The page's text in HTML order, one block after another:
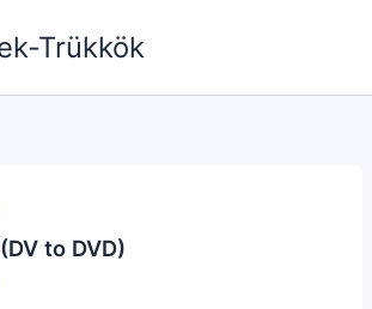
Trükkök
to DVD)